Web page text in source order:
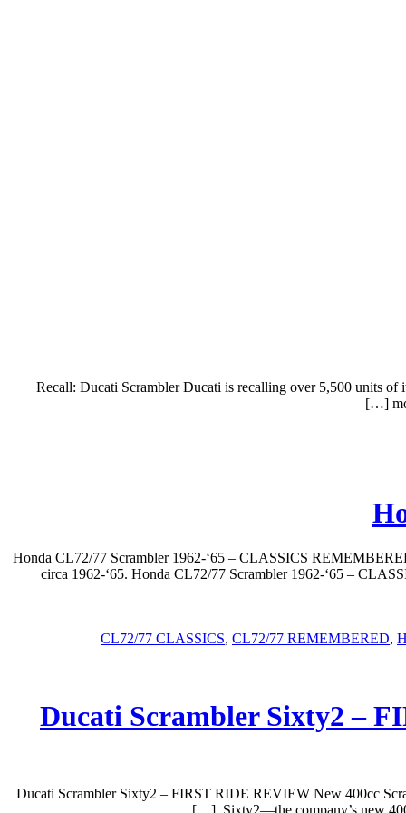
Recall: Ducati Scrambler Ducati is recalling over 5,500 units
Honda CL72/77 Scrambler 1962-‘65 – CLASSICS
circa 1962-‘65. Honda CL72/77 Scrambler 1962-‘65 –
CL72/77 CLASSICS, CL72/77 REMEMBERED,
Ducati Scrambler Sixty2 –
Ducati Scrambler Sixty2 – FIRST RIDE REVIEW New 400cc